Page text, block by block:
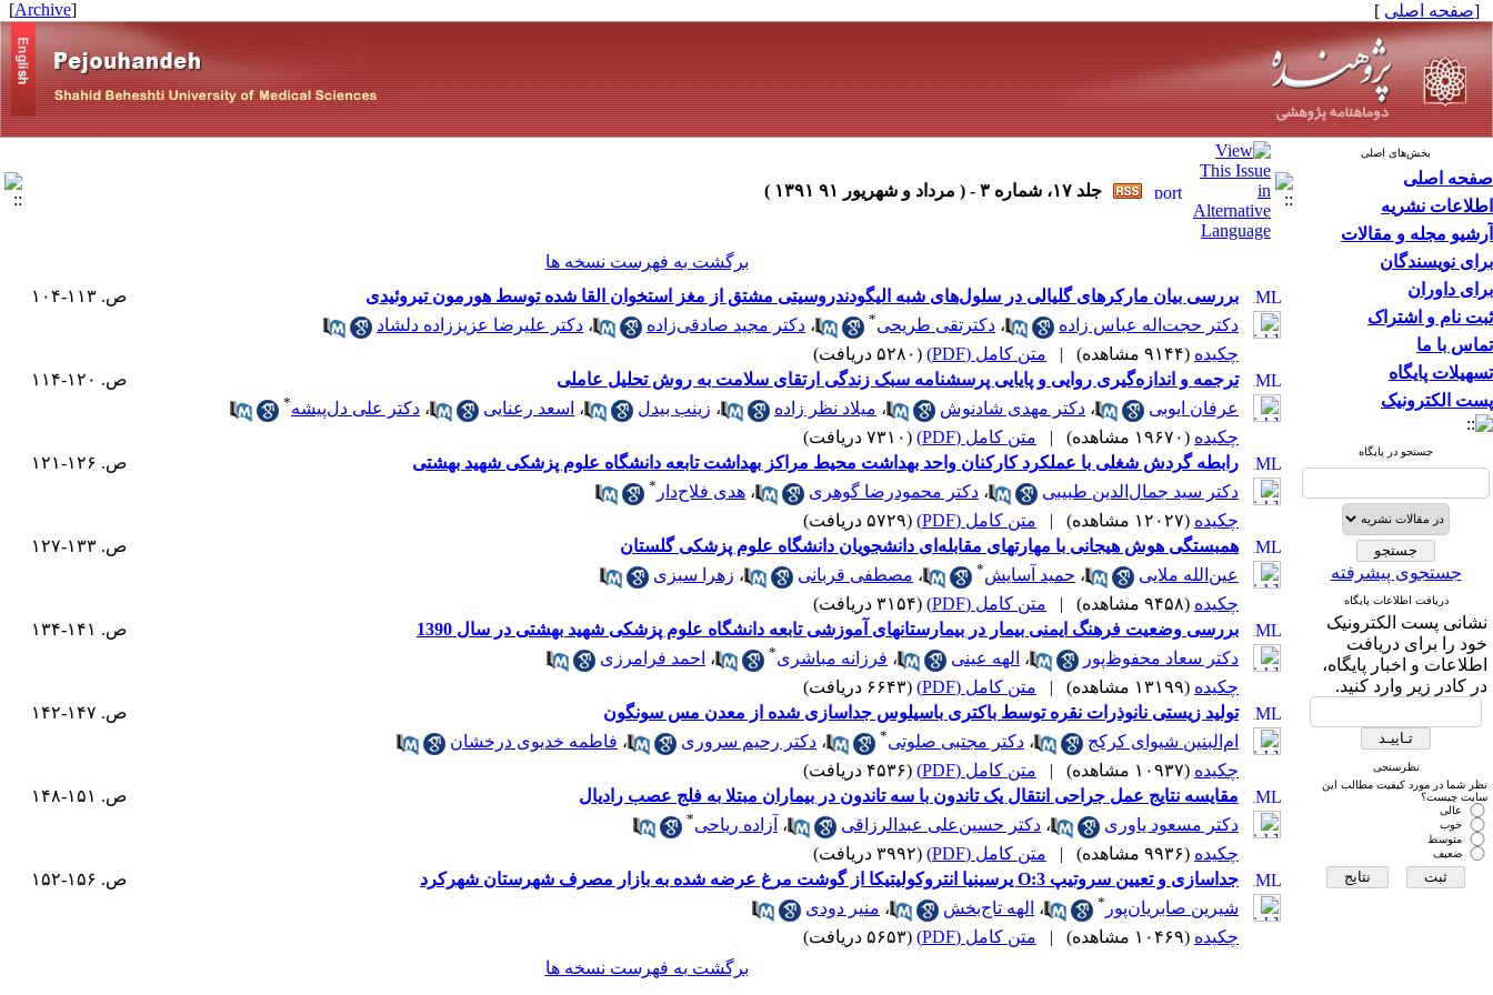
[صفحه اصلی ]
[
Archive
]
بخش‌های اصلی
صفحه اصلی
اطلاعات نشریه
آرشیو مجله و مقالات
برای نویسندگان
برای داوران
ثبت نام و اشتراک
تماس با ما
تسهیلات پایگاه
پست الکترونیک
جستجو در پایگاه
جستجوی پیشرفته
دریافت اطلاعات پایگاه
نشانی پست الکترونیک
خود را برای دریافت
اطلاعات و اخبار پایگاه،
در کادر زیر وارد کنید.
نظرسنجی
نظر شما در مورد کیفیت مطالب این
سایت چیست؟
عالی
خوب
متوسط
ضعیف
جلد ۱۷، شماره ۳ - ( مرداد و شهریور ۹۱ ۱۳۹۱ )
برگشت به فهرست نسخه ها
بررسی بیان مارکرهای گلیالی در سلول‌های شبه الیگودندروسیتی مشتق از مغز استخوان القا شده توسط هورمون تیروئیدی
ص. ۱۱۳-۱۰۴
دکتر حجت‌اله عباس زاده
، دکترتقی طریحی* ، دکتر مجید صادقی‌زاده ، دکتر علیرضا عزیززاده دلشاد
چکیده (۹۱۴۴ مشاهده) | متن کامل (PDF)
(۵۲۸۰ دریافت)
ترجمه و اندازه‌گیری روایی و پایایی پرسشنامه سبک زندگی ارتقای سلامت به روش تحلیل عاملی
ص. ۱۲۰-۱۱۴
عرفان ایوبی
، دکتر مهدی شادنوش ، میلاد نظر زاده ، زینب بیدل ، اسعد رعنایی ، دکتر علی دل‌پیشه*
چکیده (۱۹۶۷۰ مشاهده) | متن کامل (PDF)
(۷۳۱۰ دریافت)
رابطه گردش شغلی با عملکرد کارکنان واحد بهداشت محیط مراکز بهداشت تابعه دانشگاه علوم پزشکی شهید بهشتی
ص. ۱۲۶-۱۲۱
دکتر سید جمال‌الدین طبیبی
، دکتر محمودرضا گوهری ، هدی فلاح‌دار *
چکیده (۱۲۰۲۷ مشاهده) | متن کامل (PDF)
(۵۷۲۹ دریافت)
همبستگی هوش هیجانی با مهارتهای مقابله‌ای دانشجویان دانشگاه علوم پزشکی گلستان
ص. ۱۳۳-۱۲۷
عین‌الله ملایی
، حمید آسایش* ، مصطفی قربانی ، زهرا سبزی
چکیده (۹۴۵۸ مشاهده) | متن کامل (PDF)
(۳۱۵۴ دریافت)
بررسی وضعیت فرهنگ ایمنی بیمار در بیمارستانهای آموزشی تابعه دانشگاه علوم پزشکی شهید بهشتی در سال 1390
ص. ۱۴۱-۱۳۴
دکتر سعاد محفوظ‌پور
، الهه عینی ، فرزانه مباشری* ، احمد فرامرزی
چکیده (۱۳۱۹۹ مشاهده) | متن کامل (PDF)
(۶۶۴۳ دریافت)
تولید زیستی نانوذرات نقره توسط باکتری باسیلوس جداسازی شده از معدن مس سونگون
ص. ۱۴۷-۱۴۲
ام‌البنین شیوای کرکج
، دکتر مجتبی صلوتی* ، دکتر رحیم سروری ، فاطمه خدیوی درخشان
چکیده (۱۰۹۳۷ مشاهده) | متن کامل (PDF)
(۴۵۳۶ دریافت)
مقایسه نتایج عمل جراحی انتقال یک تاندون با سه تاندون در بیماران مبتلا به فلج عصب رادیال
ص. ۱۵۱-۱۴۸
دکتر مسعود یاوری
، دکتر حسین‌علی عبدالرزاقی ، آزاده ریاحی*
چکیده (۹۹۳۶ مشاهده) | متن کامل (PDF)
(۳۹۹۲ دریافت)
جداسازی و تعیین سروتیپ O:3 یرسینیا انتروکولیتیکا از گوشت مرغ عرضه شده به بازار مصرف شهرستان شهرکرد
ص. ۱۵۶-۱۵۲
شیرین صابریان‌پور * ، الهه تاج‌بخش ، منیر دودی
چکیده (۱۰۴۶۹ مشاهده) | متن کامل (PDF)
(۵۶۵۳ دریافت)
برگشت به فهرست نسخه ها